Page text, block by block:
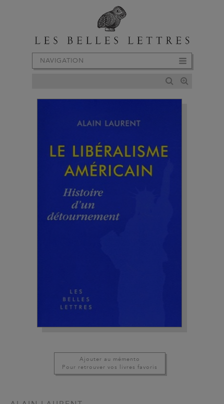
NAVIGATION
Ajouter au mémento
Pour retrouver vos livres favoris